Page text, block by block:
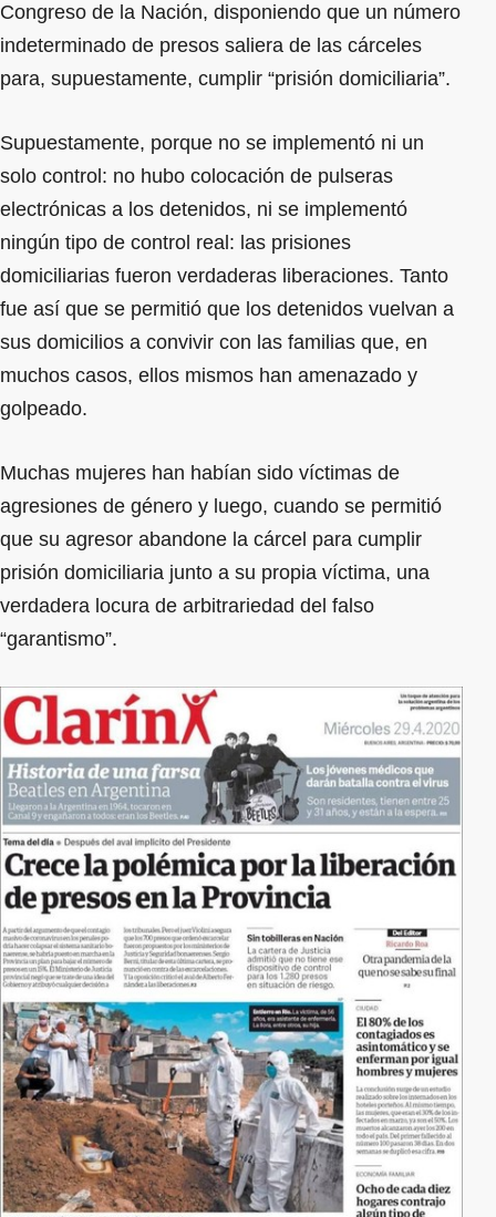
Congreso de la Nación, disponiendo que un número
indeterminado de presos saliera de las cárceles
para, supuestamente, cumplir “prisión domiciliaria”.
Supuestamente, porque no se implementó ni un
solo control: no hubo colocación de pulseras
electrónicas a los detenidos, ni se implementó
ningún tipo de control real: las prisiones
domiciliarias fueron verdaderas liberaciones. Tanto
fue así que se permitió que los detenidos vuelvan a
sus domicilios a convivir con las familias que, en
muchos casos, ellos mismos han amenazado y
golpeado.
Muchas mujeres han habían sido víctimas de
agresiones de género y luego, cuando se permitió
que su agresor abandone la cárcel para cumplir
prisión domiciliaria junto a su propia víctima, una
verdadera locura de arbitrariedad del falso
“garantismo”.